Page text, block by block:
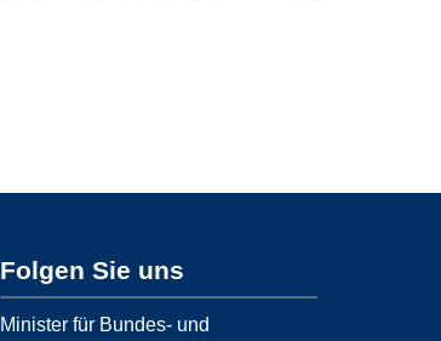
Folgen Sie uns
Minister für Bundes- und